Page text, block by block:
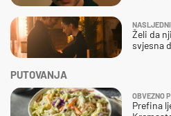
Želi da
svjesna
PUTOVANJA
OBVEZNO
Prefina